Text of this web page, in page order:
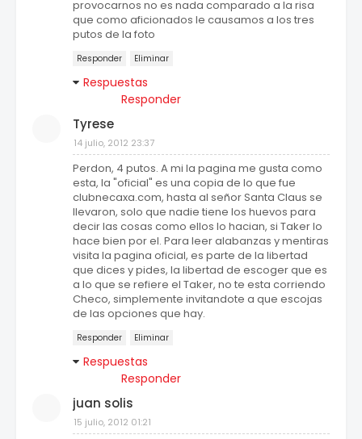
provocarnos no es nada comparado a la risa
que como aficionados le causamos a los tres
putos de la foto
Responder Eliminar
Respuestas
Responder
Tyrese
14 julio, 2012 23:37
Perdon, 4 putos. A mi la pagina me gusta como
esta, la "oficial" es una copia de lo que fue
clubnecaxa.com, hasta al señor Santa Claus se
llevaron, solo que nadie tiene los huevos para
decir las cosas como ellos lo hacian, si Taker lo
hace bien por el. Para leer alabanzas y mentiras
visita la pagina oficial, es parte de la libertad
que dices y pides, la libertad de escoger que es
a lo que se refiere el Taker, no te esta corriendo
Checo, simplemente invitandote a que escojas
de las opciones que hay.
Responder Eliminar
Respuestas
Responder
juan solis
15 julio, 2012 01:21